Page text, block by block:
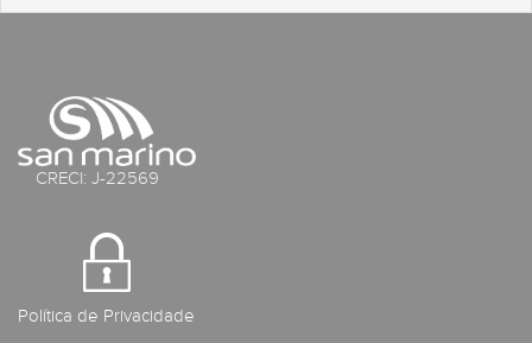
CRECI: J-22569
Política de Privacidade